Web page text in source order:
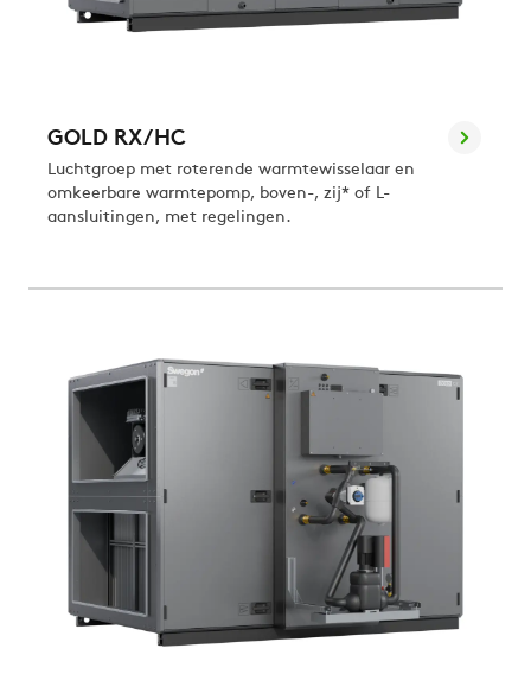
GOLD RX/HC
Luchtgroep met roterende warmtewisselaar en
omkeerbare warmtepomp, boven-, zij* of L-
aansluitingen, met regelingen.